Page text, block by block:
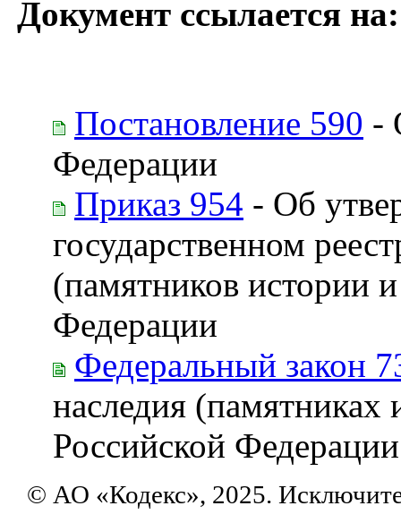
Документ ссылается на:
Постановление 590 -
Федерации
Приказ 954 - Об
государственном
(памятников истории
Федерации
Федеральный закон
наследия (памятниках
Российской Федерации
© АО «Кодекс», 2025.